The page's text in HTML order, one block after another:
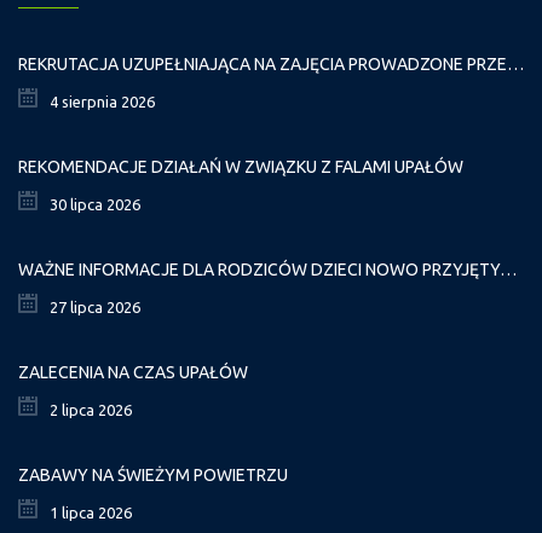
REKRUTACJA UZUPEŁNIAJĄCA NA ZAJĘCIA PROWADZONE PRZEZ PAŁAC MŁODZIEŻY W ROKU SZKOLNYM 2026/2027
4 sierpnia 2026
REKOMENDACJE DZIAŁAŃ W ZWIĄZKU Z FALAMI UPAŁÓW
30 lipca 2026
WAŻNE INFORMACJE DLA RODZICÓW DZIECI NOWO PRZYJĘTYCH GR. I
27 lipca 2026
ZALECENIA NA CZAS UPAŁÓW
2 lipca 2026
ZABAWY NA ŚWIEŻYM POWIETRZU
1 lipca 2026